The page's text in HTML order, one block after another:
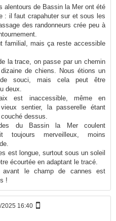
alentours de Bassin la Mer ont été
: il faut crapahuter sur et sous les
des randonneurs crée peu à
familial, mais ça reste accessible
la trace, on passe par un chemin
de chiens. Nous étions un
souci, mais cela peut être
deux.
est inaccessible, même en
sentier, la passerelle étant
dessus.
du Bassin la Mer coulent
toujours merveilleux, moins
est longue, surtout sous un soleil
écourtée en adaptant le tracé.
le champ de cannes est
!
2025 16:40